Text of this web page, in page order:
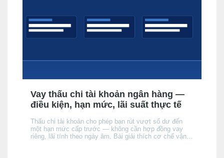
Vay thấu chi tài khoản ngân hàng —
điều kiện, hạn mức, lãi suất thực tế
Thấu chi tài khoản cho phép bạn rút vượt số dư đến
một hạn mức cấp trước — không cần hợp đồng vay
riêng, lãi tính theo ngày âm. Bài giải thích cơ chế vận